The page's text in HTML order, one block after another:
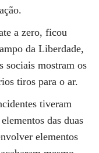
a zero, ficou
da Liberdade,
sociais mostram os
tiros para o ar.
tiveram
das duas
elementos